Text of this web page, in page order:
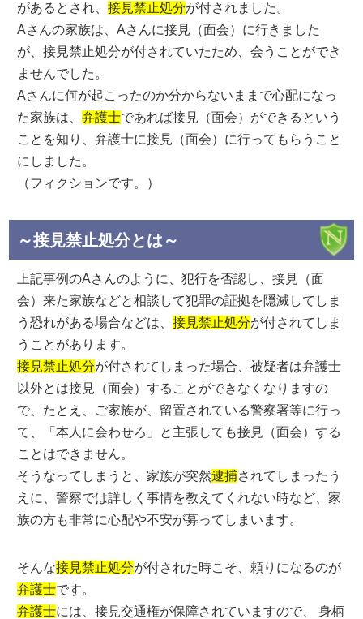
があるとされ、接見禁止処分が付されました。
Aさんの家族は、Aさんに接見（面会）に行きました
が、接見禁止処分が付されていたため、会うことができ
ませんでした。
Aさんに何が起こったのか分からないままで心配になっ
た家族は、弁護士であれば接見（面会）ができるという
ことを知り、弁護士に接見（面会）に行ってもらうこと
にしました。
（フィクションです。）
～接見禁止処分とは～
上記事例のAさんのように、犯行を否認し、接見（面
会）来た家族などと相談して犯罪の証拠を隠滅してしま
う恐れがある場合などは、接見禁止処分が付されてしま
うことがあります。
接見禁止処分が付されてしまった場合、被疑者は弁護士
以外とは接見（面会）することができなくなりますの
で、たとえ、ご家族が、留置されている警察署等に行っ
て、「本人に会わせろ」と主張しても接見（面会）する
ことはできません。
そうなってしまうと、家族が突然逮捕されてしまったう
えに、警察では詳しく事情を教えてくれない時など、家
族の方も非常に心配や不安が募ってしまいます。
そんな接見禁止処分が付された時こそ、頼りになるのが
弁護士です。
弁護士には、接見交通権が保障されていますので、 身柄